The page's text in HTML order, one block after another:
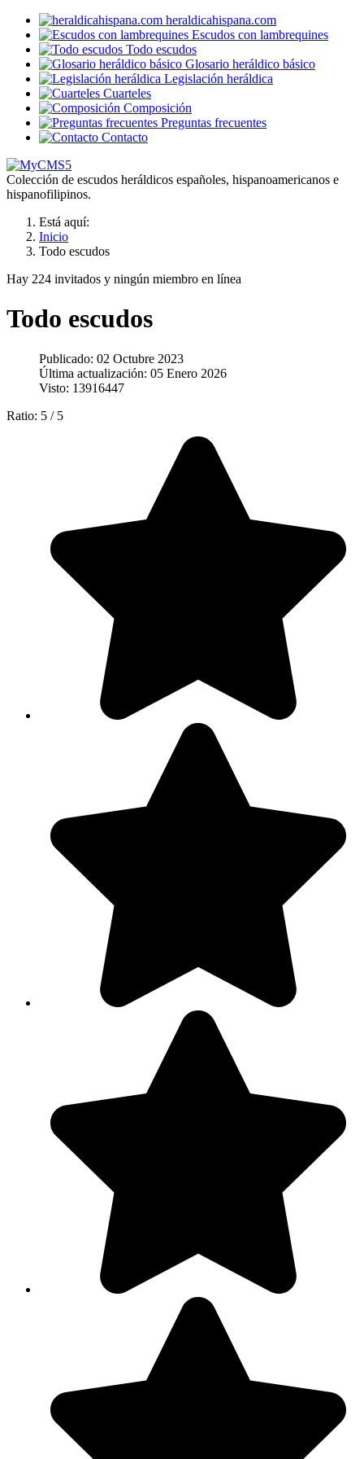
heraldicahispana.com
Escudos con lambrequines
Todo escudos
Glosario heráldico básico
Legislación heráldica
Cuarteles
Composición
Preguntas frecuentes
Contacto
Colección de escudos heráldicos españoles, hispanoamericanos e
hispanofilipinos.
Está aquí:
Inicio
Todo escudos
Hay 224 invitados y ningún miembro en línea
Todo escudos
Publicado: 02 Octubre 2023
Última actualización: 05 Enero 2026
Visto: 13916447
Ratio: 5 / 5